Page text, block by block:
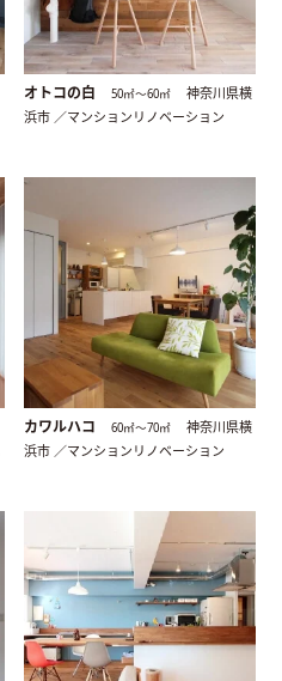
オトコの白 50㎡〜60㎡
神奈川県横
浜市 ／マンションリノベーション
カワルハコ 60㎡〜70㎡
神奈川県横
浜市 ／マンションリノベーション